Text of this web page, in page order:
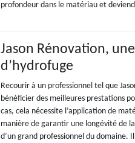
profondeur dans le matériau et
Jason Rénovation,
d’hydrofuge
Recourir à un professionnel tel que
bénéficier des meilleures prestations
cas, cela nécessite l’application de
manière de garantir une longévité de
d’un grand professionnel du domaine.